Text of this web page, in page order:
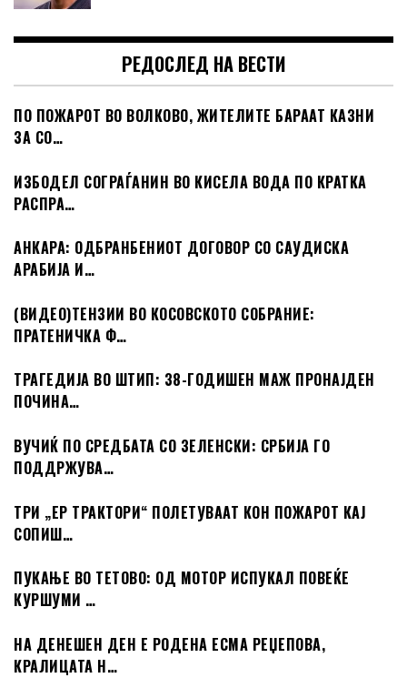
РЕДОСЛЕД НА ВЕСТИ
ПО ПОЖАРОТ ВО ВОЛКОВО, ЖИТЕЛИТЕ БАРААТ КАЗНИ
ЗА СО…
ИЗБОДЕЛ СОГРАЃАНИН ВО КИСЕЛА ВОДА ПО КРАТКА
РАСПРА…
АНКАРА: ОДБРАНБЕНИОТ ДОГОВОР СО САУДИСКА
АРАБИЈА И…
(ВИДЕО)ТЕНЗИИ ВО КОСОВСКОТО СОБРАНИЕ:
ПРАТЕНИЧКА Ф…
ТРАГЕДИЈА ВО ШТИП: 38-ГОДИШЕН МАЖ ПРОНАЈДЕН
ПОЧИНА…
ВУЧИЌ ПО СРЕДБАТА СО ЗЕЛЕНСКИ: СРБИЈА ГО
ПОДДРЖУВА…
ТРИ „ЕР ТРАКТОРИ“ ПОЛЕТУВААТ КОН ПОЖАРОТ КАЈ
СОПИШ…
ПУКАЊЕ ВО ТЕТОВО: ОД МОТОР ИСПУКАЛ ПОВЕЌЕ
КУРШУМИ …
НА ДЕНЕШЕН ДЕН Е РОДЕНА ЕСМА РЕЏЕПОВА,
КРАЛИЦАТА Н…